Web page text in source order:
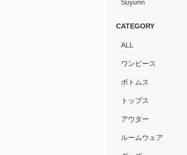
Suyunn
CATEGORY
ALL
ワンピース
ボトムス
トップス
アウター
ルームウェア